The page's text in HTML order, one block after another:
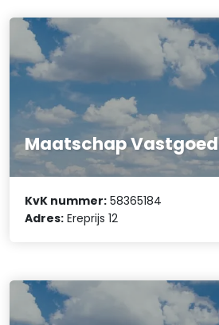
Maatschap
KvK nummer: 58365184
Adres: Ereprijs 12